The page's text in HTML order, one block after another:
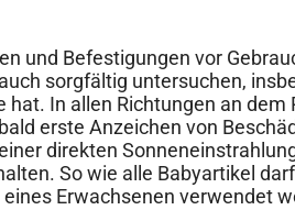
und Befestigungen vor
sorgfältig untersuchen,
hat. In allen Richtungen an dem
erste Anzeichen von
direkten
So wie alle Babyartikel
Erwachsenen verwendet